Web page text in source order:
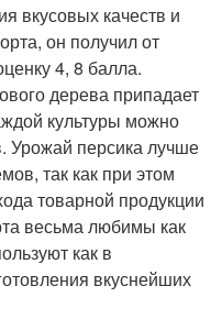
вкусовых качеств и
он получил от
4, 8 балла.
дерева припадает
культуры можно
Урожай персика лучше
так как при этом
товарной продукции
весьма любимы как
как в
вкуснейших